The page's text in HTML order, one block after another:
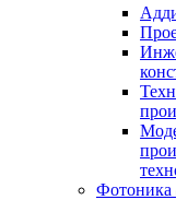
Фотоника